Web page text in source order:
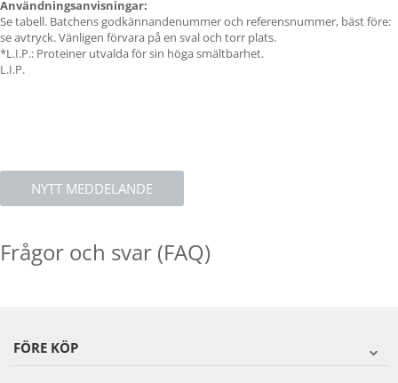
Användningsanvisningar:
Se tabell. Batchens godkännandenummer och referensnummer, bäst före:
se avtryck. Vänligen förvara på en sval och torr plats.
*L.I.P.: Proteiner utvalda för sin höga smältbarhet.
L.I.P.
NYTT MEDDELANDE
Frågor och svar (FAQ)
FÖRE KÖP